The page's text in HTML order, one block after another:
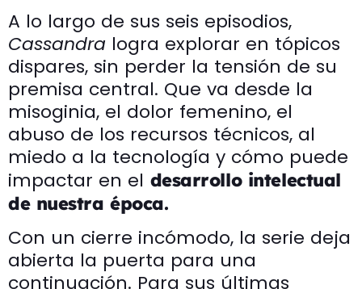
A lo largo de sus seis episodios,
Cassandra logra explorar en tópicos
dispares, sin perder la tensión de su
premisa central. Que va desde la
misoginia, el dolor femenino, el
abuso de los recursos técnicos, al
miedo a la tecnología y cómo puede
impactar en el desarrollo intelectual
de nuestra época.
Con un cierre incómodo, la serie deja
abierta la puerta para una
continuación. Para sus últimas